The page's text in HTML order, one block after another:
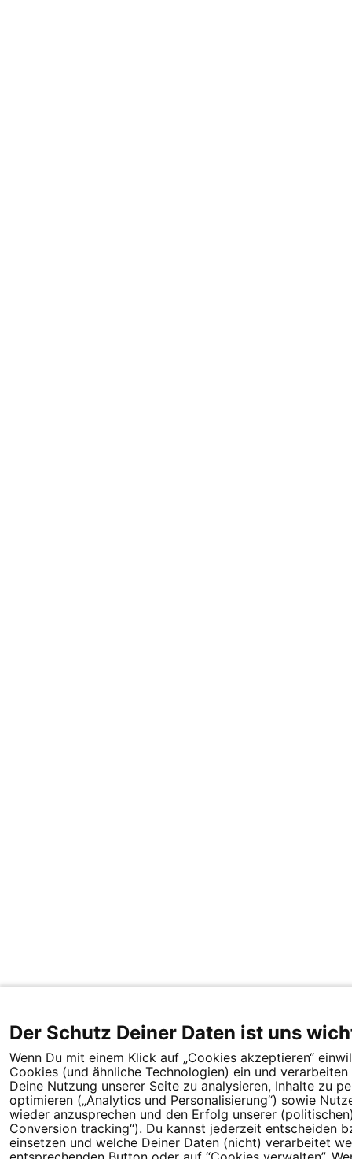
Der Schutz Deiner Daten ist uns
Wenn Du mit einem Klick auf „Cookies akzeptieren“
Cookies (und ähnliche Technologien) ein und
Deine Nutzung unserer Seite zu analysieren, Inhalte zu
optimieren („Analytics und Personalisierung“) sowie
wieder anzusprechen und den Erfolg unserer
Conversion tracking“). Du kannst jederzeit entscheiden
einsetzen und welche Deiner Daten (nicht) verarbeitet